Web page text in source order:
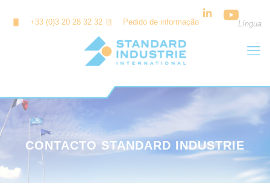
+33 (0)3 20 28 32 32 Pedido de informação Língua
CONTACTO STANDARD INDUSTRIE